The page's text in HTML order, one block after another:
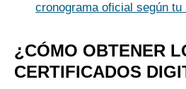
cronograma oficial según tu
¿CÓMO OBTENER
CERTIFICADOS